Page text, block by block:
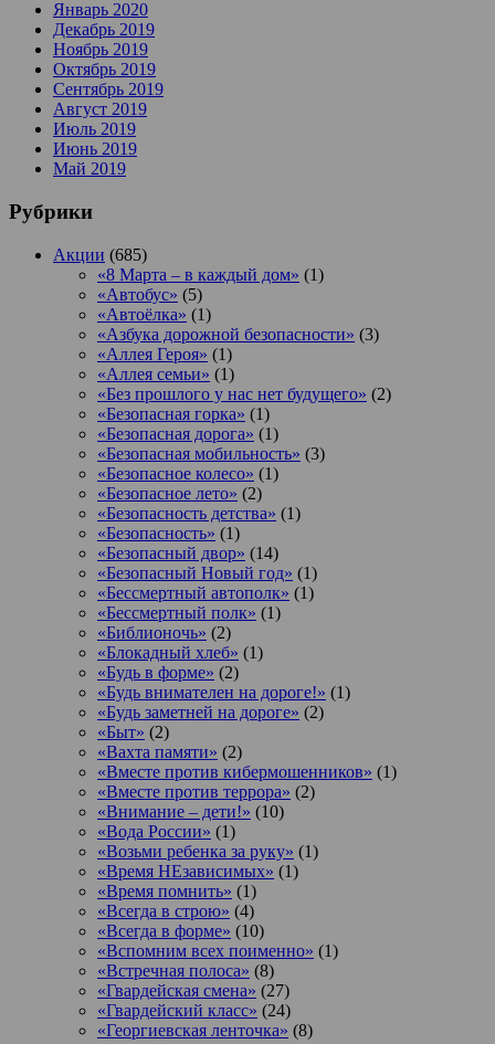
Январь 2020
Декабрь 2019
Ноябрь 2019
Октябрь 2019
Сентябрь 2019
Август 2019
Июль 2019
Июнь 2019
Май 2019
Рубрики
Акции (685)
«8 Марта – в каждый дом» (1)
«Автобус» (5)
«Автоёлка» (1)
«Азбука дорожной безопасности» (3)
«Аллея Героя» (1)
«Аллея семьи» (1)
«Без прошлого у нас нет будущего» (2)
«Безопасная горка» (1)
«Безопасная дорога» (1)
«Безопасная мобильность» (3)
«Безопасное колесо» (1)
«Безопасное лето» (2)
«Безопасность детства» (1)
«Безопасность» (1)
«Безопасный двор» (14)
«Безопасный Новый год» (1)
«Бессмертный автополк» (1)
«Бессмертный полк» (1)
«Библионочь» (2)
«Блокадный хлеб» (1)
«Будь в форме» (2)
«Будь внимателен на дороге!» (1)
«Будь заметней на дороге» (2)
«Быт» (2)
«Вахта памяти» (2)
«Вместе против кибермошенников» (1)
«Вместе против террора» (2)
«Внимание – дети!» (10)
«Вода России» (1)
«Возьми ребенка за руку» (1)
«Время НЕзависимых» (1)
«Время помнить» (1)
«Всегда в строю» (4)
«Всегда в форме» (10)
«Вспомним всех поименно» (1)
«Встречная полоса» (8)
«Гвардейская смена» (27)
«Гвардейский класс» (24)
«Георгиевская ленточка» (8)